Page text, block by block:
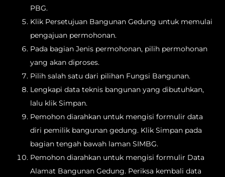
PBG.
Klik Persetujuan Bangunan Gedung untuk memulai
pengajuan permohonan.
Pada bagian Jenis permohonan, pilih permohonan
yang akan diproses.
Pilih salah satu dari pilihan Fungsi Bangunan.
Lengkapi data teknis bangunan yang dibutuhkan,
lalu klik Simpan.
Pemohon diarahkan untuk mengisi formulir data
diri pemilik bangunan gedung. Klik Simpan pada
bagian tengah bawah laman SIMBG.
Pemohon diarahkan untuk mengisi formulir Data
Alamat Bangunan Gedung. Periksa kembali data